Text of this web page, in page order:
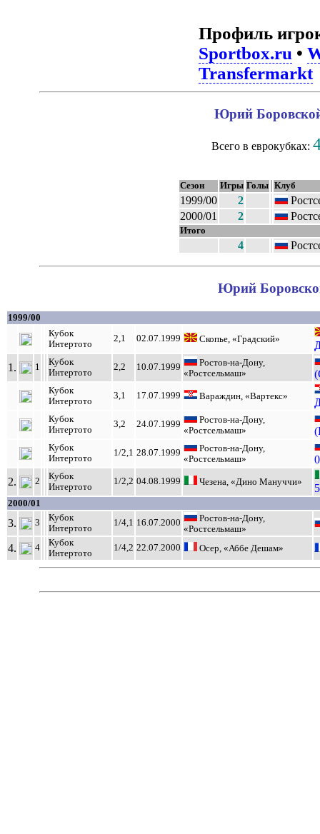
Профиль
Sportbox.ru •
Transfermarkt
Юрий Боровской
Всего в еврокубках:
Сезон Игры Голы Клуб
1999/00 2
2000/01
2
Итого
4
Юрий
1999/00
Кубок
Интертото
2,1 02.07.1999 Скопье, «Градский»
1.
1
Кубок
Интертото
2,2 10.07.1999
Ростов-на-Дону,
«Ростсельмаш»
Кубок
Интертото
3,1 17.07.1999 Вараждин, «Вартекс»
Кубок
Интертото
3,2 24.07.1999
Ростов-на-Дону,
«Ростсельмаш»
Кубок
Интертото
1/2,1 28.07.1999
Ростов-на-Дону,
«Ростсельмаш»
2.
2
Кубок
Интертото
1/2,2 04.08.1999 Чезена, «Дино Мануччи»
2000/01
3. 3
Кубок
Интертото
1/4,1 16.07.2000
Ростов-на-Дону,
«Ростсельмаш»
4. 4
Кубок
Интертото
1/4,2 22.07.2000 Осер, «Аббе Дешам»